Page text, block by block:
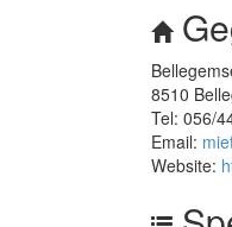
8510
Tel: 056/
Email:
Website: